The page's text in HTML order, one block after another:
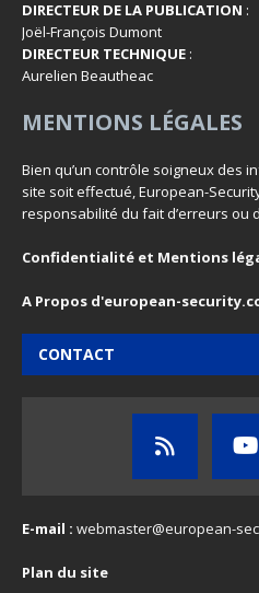
DIRECTEUR DE LA PUBLICATION :
Joël-François Dumont
DIRECTEUR TECHNIQUE :
Aurelien Beautheac
MENTIONS LÉGALES
Bien qu’un contrôle soigneux des
site soit effectué, European-
responsabilité du fait d’erreurs ou
Confidentialité et Mentions
A Propos d'european-
CONTACT
E-mail : webmaster@european-
Plan du site